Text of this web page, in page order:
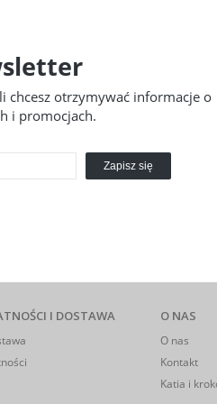
chcesz otrzymywać informacje o
i promocjach.
Zapisz się
I DOSTAWA O NAS
O nas
Kontakt
Katia i